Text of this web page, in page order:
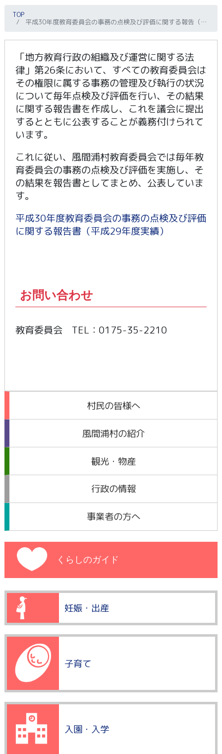
TOP
平成30年度教育委員会の事務の点検及び評価に関する報告（平成29年度実績）
「地方教育行政の組織及び運営に関する法
律」第26条において、すべての教育委員会は
その権限に属する事務の管理及び執行の状況
について毎年点検及び評価を行い、その結果
に関する報告書を作成し、これを議会に提出
するとともに公表することが義務付けられて
います。
これに従い、風間浦村教育委員会では毎年教
育委員会の事務の点検及び評価を実施し、そ
の結果を報告書としてまとめ、公表していま
す。
平成30年度教育委員会の事務の点検及び評価
に関する報告書（平成29年度実績）
お問い合わせ
教育委員会 TEL：0175-35-2210
村民の皆様へ
風間浦村の紹介
観光・物産
行政の情報
事業者の方へ
くらしのガイド
妊娠・出産
子育て
入園・入学